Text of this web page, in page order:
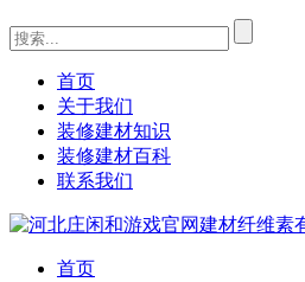
首页
关于我们
装修建材知识
装修建材百科
联系我们
首页